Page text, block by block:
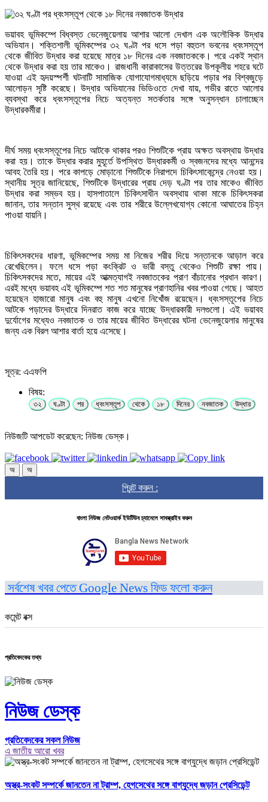
ভয়াবহ ভূমিকম্পে বিধ্বস্ত ভেনেজুয়েলায় আশার আলো দেখাল এক অলৌকিক উদ্ধার
অভিযান। শক্তিশালী ভূমিকম্পের ৩২ ঘণ্টা পর ধসে পড়া বহুতল ভবনের ধ্বংসস্তূপ
থেকে জীবিত উদ্ধার করা হয়েছে মাত্র ১৮ দিনের এক নবজাতককে। পরে একই স্থান
থেকে উদ্ধার করা হয় তার মাকেও। রাজধানী কারাকাসের উত্তরের উপকূলীয় শহরে ঘটে
যাওয়া এই হৃদয়স্পর্শী ঘটনাটি সামাজিক যোগাযোগমাধ্যমে ছড়িয়ে পড়ার পর বিশ্বজুড়ে
আলোড়ন সৃষ্টি করেছে। উদ্ধার অভিযানের ভিডিওতে দেখা যায়, গভীর রাতে আলোর
ব্যবস্থা করে ধ্বংসস্তূপের নিচে অত্যন্ত সতর্কতার সঙ্গে অনুসন্ধান চালাচ্ছেন
উদ্ধারকর্মীরা।
দীর্ঘ সময় ধ্বংসস্তূপের নিচে আটকে থাকার পরও শিশুটিকে প্রায় অক্ষত অবস্থায় উদ্ধার
করা হয়। তাকে উদ্ধার করার মুহূর্তে উপস্থিত উদ্ধারকর্মী ও স্বজনদের মধ্যে আনন্দের
আবহ তৈরি হয়। পরে কাপড়ে মোড়ানো শিশুটিকে নিরাপদে চিকিৎসাকেন্দ্রে নেওয়া হয়।
স্থানীয় সূত্র জানিয়েছে, শিশুটিকে উদ্ধারের প্রায় দেড় ঘণ্টা পর তার মাকেও জীবিত
উদ্ধার করা সম্ভব হয়। হাসপাতালে চিকিৎসাধীন অবস্থায় থাকা মাকে চিকিৎসকরা
জানান, তার সন্তান সুস্থ রয়েছে এবং তার শরীরে উল্লেখযোগ্য কোনো আঘাতের চিহ্ন
পাওয়া যায়নি।
চিকিৎসকদের ধারণা, ভূমিকম্পের সময় মা নিজের শরীর দিয়ে সন্তানকে আড়াল করে
রেখেছিলেন। ফলে ধসে পড়া কংক্রিট ও ভারী বস্তু থেকেও শিশুটি রক্ষা পায়।
চিকিৎসকদের মতে, মায়ের এই আত্মত্যাগই নবজাতকের প্রাণ বাঁচানোর প্রধান কারণ।
এরই মধ্যে ভয়াবহ এই ভূমিকম্পে শত শত মানুষের প্রাণহানির খবর পাওয়া গেছে। আহত
হয়েছেন হাজারো মানুষ এবং বহু মানুষ এখনো নিখোঁজ রয়েছেন। ধ্বংসস্তূপের নিচে
আটকে পড়াদের উদ্ধারে দিনরাত কাজ করে যাচ্ছে উদ্ধারকারী দলগুলো। এই ভয়াবহ
দুর্যোগের মধ্যেও নবজাতক ও তার মায়ের জীবিত উদ্ধারের ঘটনা ভেনেজুয়েলার মানুষের
জন্য এক বিরল আশার বার্তা হয়ে এসেছে।
সূত্র: এএফপি
বিষয়:
৩২ ঘণ্টা পর ধ্বংসস্তূপ থেকে ১৮ দিনের নবজাতক উদ্ধার
নিউজটি আপডেট করেছেন: নিউজ ডেস্ক।
অ অ
প্রিন্ট করুন :
বাংলা নিউজ নেটওয়ার্ক ইউটিউব চ্যানেলে সাবস্ক্রাইব করুন
সর্বশেষ খবর পেতে Google News ফিড ফলো করুন
কমেন্ট বক্স
প্রতিবেদকের তথ্য
নিউজ ডেস্ক
প্রতিবেদকের সকল নিউজ
এ জাতীয় আরো খবর
অস্ত্র-সংকট সম্পর্কে জানতেন না ট্রাম্প, হেগসেথের সঙ্গে বাগ্‌যুদ্ধে জড়ান প্রেসিডেন্ট